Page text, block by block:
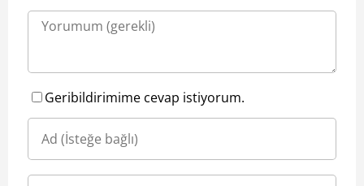
Geribildirimime cevap istiyorum.